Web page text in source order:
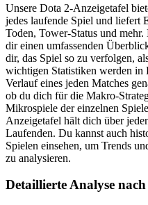
Unsere Dota 2-Anzeigetafel
jedes laufende Spiel und liefert
Toden, Tower-Status und
dir einen umfassenden
dir, das Spiel so zu verfolgen,
wichtigen Statistiken werden in
Verlauf eines jeden Matches
ob du dich für die Makro-
Mikrospiele der einzelnen
Anzeigetafel hält dich über
Laufenden. Du kannst auch
Spielen einsehen, um Trends
zu analysieren.
Detaillierte Analyse